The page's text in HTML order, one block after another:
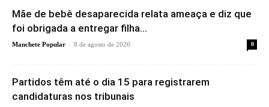
Mãe de bebê desaparecida relata ameaça e diz que
foi obrigada a entregar filha...
Manchete Popular - 8 de agosto de 2026 0
Partidos têm até o dia 15 para registrarem
candidaturas nos tribunais